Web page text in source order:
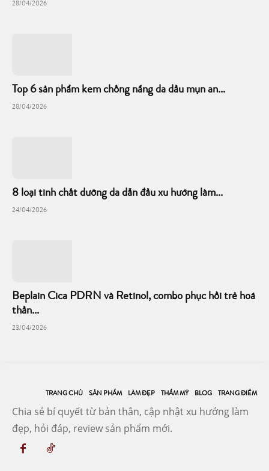
28/04/2026
Top 6 sản phẩm kem chống nắng da dầu mụn an...
28/04/2026
8 loại tinh chất dưỡng da dẫn đầu xu hướng làm...
24/04/2026
Beplain Cica PDRN và Retinol, combo phục hồi trẻ hoá
thần...
23/04/2026
TRANG CHỦ SẢN PHẨM LÀM ĐẸP THẨM MỸ BLOG TRANG ĐIỂM
Chia sẻ bí quyết từ bản thân, cập nhật xu hướng làm
đẹp, hỏi đáp, review sản phẩm mới.